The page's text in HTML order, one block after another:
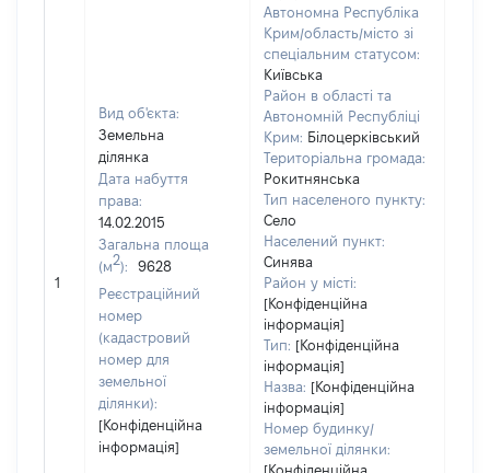
1
Вид об'єкта:
Земельна
ділянка
Дата набуття
права:
14.02.2015
Загальна площа
(м2):
9628
Реєстраційний
номер
(кадастровий
номер для
земельної
ділянки):
[Конфіденційна
інформація]
Автономна Республіка
Крим/область/місто зі
спеціальним статусом:
Київська
Район в області та
Автономній Республіці
Крим: Білоцерківський
Територіальна громада:
Рокитнянська
Тип населеного пункту:
Село
Населений пункт:
Синява
Район у місті:
[Конфіденційна
інформація]
Тип: [Конфіденційна
інформація]
Назва: [Конфіденційна
інформація]
Номер будинку/
земельної ділянки:
[Конфіденційна